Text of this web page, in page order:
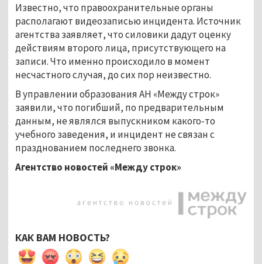
Известно, что правоохранительные органы
располагают видеозаписью инцидента. Источник
агентства заявляет, что силовики дадут оценку
действиям второго лица, присутствующего на
записи. Что именно происходило в момент
несчастного случая, до сих пор неизвестно.
В управлении образования АН «Между строк»
заявили, что погибший, по предварительным
данным, не являлся выпускником какого-то
учебного заведения, и инцидент не связан с
празднованием последнего звонка.
Агентство новостей «Между строк»
КАК ВАМ НОВОСТЬ?